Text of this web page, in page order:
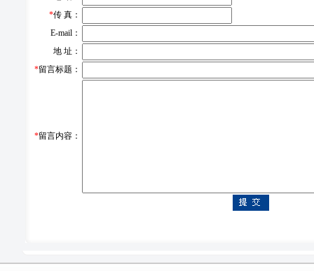
*传 真：
E-mail：
地 址：
*留言标题：
*留言内容：